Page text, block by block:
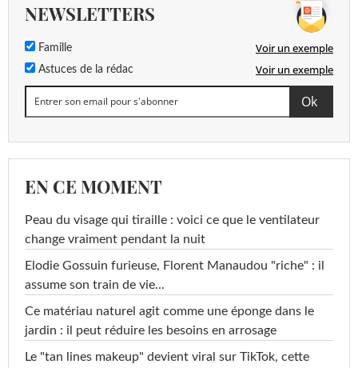
NEWSLETTERS
Famille Voir un exemple
Astuces de la rédac Voir un exemple
EN CE MOMENT
Peau du visage qui tiraille : voici ce que le ventilateur
change vraiment pendant la nuit
Elodie Gossuin furieuse, Florent Manaudou "riche" : il
assume son train de vie...
Ce matériau naturel agit comme une éponge dans le
jardin : il peut réduire les besoins en arrosage
Le "tan lines makeup" devient viral sur TikTok, cette